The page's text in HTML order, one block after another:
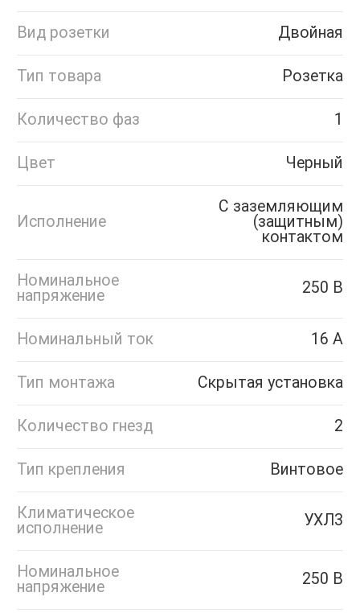
Вид розетки Двойная
Тип товара Розетка
Количество фаз 1
Цвет Черный
Исполнение
С заземляющим
(защитным)
контактом
Номинальное
напряжение
250 В
Номинальный ток 16 А
Тип монтажа Скрытая установка
Количество гнезд 2
Тип крепления Винтовое
Климатическое
исполнение
УХЛ3
Номинальное
напряжение
250 В